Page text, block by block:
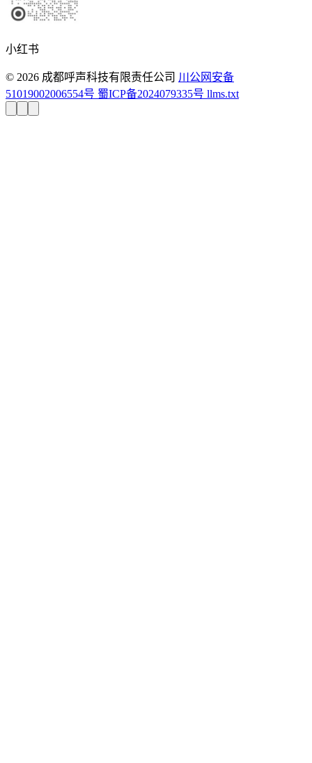
小红书
© 2026 成都呼声科技有限责任公司 川公网安备
51019002006554号 蜀ICP备2024079335号 llms.txt